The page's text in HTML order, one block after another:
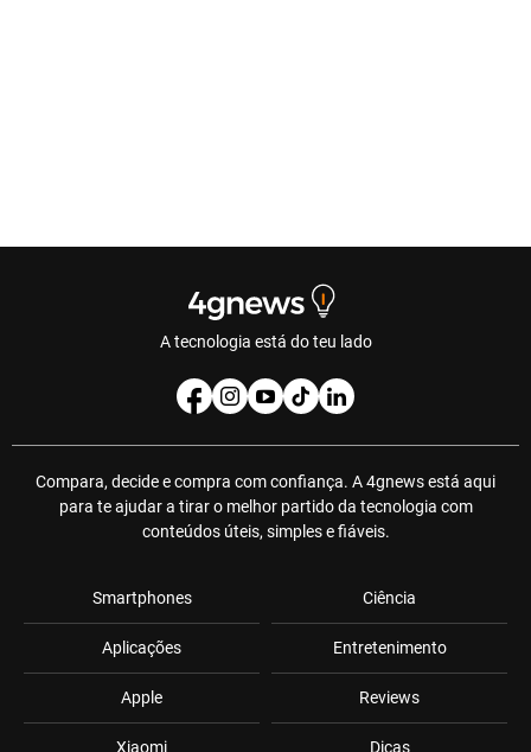
A tecnologia está do teu lado
Compara, decide e compra com confiança. A 4gnews está aqui
para te ajudar a tirar o melhor partido da tecnologia com
conteúdos úteis, simples e fiáveis.
Smartphones
Aplicações
Apple
Xiaomi
Ciência
Entretenimento
Reviews
Dicas